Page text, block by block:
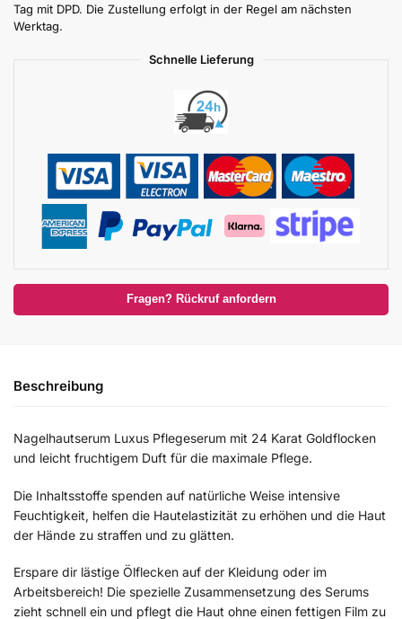
Tag mit DPD. Die Zustellung erfolgt in der Regel am nächsten
Werktag.
Schnelle Lieferung
Fragen? Rückruf anfordern
Beschreibung
Nagelhautserum Luxus Pflegeserum mit 24 Karat Goldflocken
und leicht fruchtigem Duft für die maximale Pflege.
Die Inhaltsstoffe spenden auf natürliche Weise intensive
Feuchtigkeit, helfen die Hautelastizität zu erhöhen und die Haut
der Hände zu straffen und zu glätten.
Erspare dir lästige Ölflecken auf der Kleidung oder im
Arbeitsbereich! Die spezielle Zusammensetzung des Serums
zieht schnell ein und pflegt die Haut ohne einen fettigen Film zu